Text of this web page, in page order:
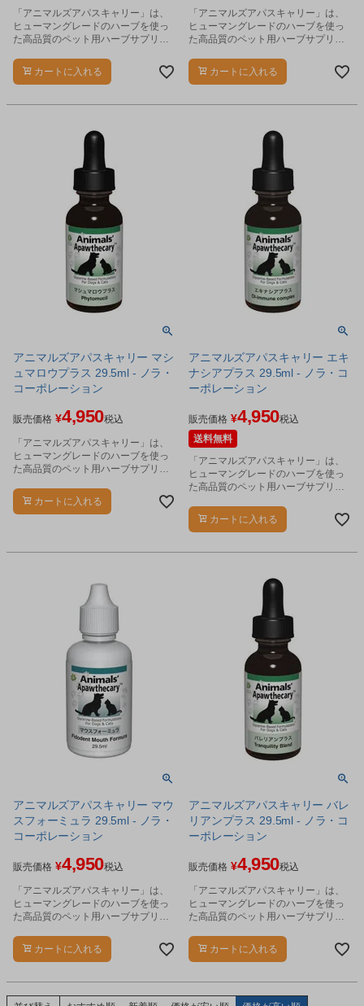
「アニマルズアパスキャリー」は、
ヒューマングレードのハーブを使っ
た高品質のペット用ハーブサプリメ
カートに入れる
「アニマルズアパスキャリー」は、
ヒューマングレードのハーブを使っ
た高品質のペット用ハーブサプリメ
カートに入れる
アニマルズアパスキャリー マシ
ュマロウプラス 29.5ml - ノラ・
コーポレーション
販売価格 ¥4,950税込
「アニマルズアパスキャリー」は、
ヒューマングレードのハーブを使っ
た高品質のペット用ハーブサプリメ
カートに入れる
アニマルズアパスキャリー エキ
ナシアプラス 29.5ml - ノラ・コ
ーポレーション
販売価格 ¥4,950税込
送料無料
「アニマルズアパスキャリー」は、
ヒューマングレードのハーブを使っ
た高品質のペット用ハーブサプリメ
カートに入れる
アニマルズアパスキャリー マウ
スフォーミュラ 29.5ml - ノラ・
コーポレーション
販売価格 ¥4,950税込
「アニマルズアパスキャリー」は、
ヒューマングレードのハーブを使っ
た高品質のペット用ハーブサプリメ
カートに入れる
アニマルズアパスキャリー バレ
リアンプラス 29.5ml - ノラ・コ
ーポレーション
販売価格 ¥4,950税込
「アニマルズアパスキャリー」は、
ヒューマングレードのハーブを使っ
た高品質のペット用ハーブサプリメ
カートに入れる